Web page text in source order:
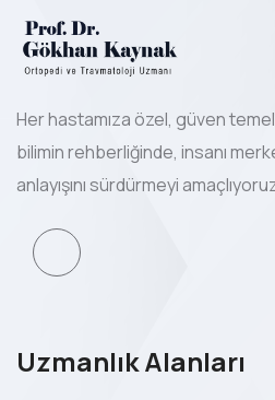
Her hastamıza özel, güven
bilimin rehberliğinde, insanı
anlayışını sürdürmeyi
Uzmanlık Alanları